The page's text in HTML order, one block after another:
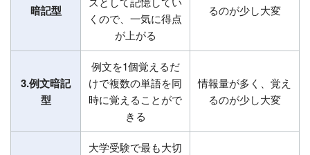
暗記型
くので、一気に得点
が上がる
るのが少し大変
3.例文暗記
型
例文を1個覚えるだ
けで複数の単語を同
時に覚えることがで
きる
情報量が多く、覚え
るのが少し大変
大学受験で最も大切